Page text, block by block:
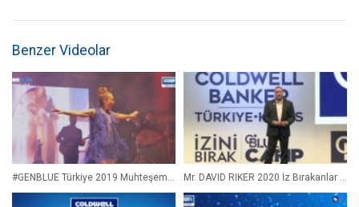
Benzer Videolar
#GENBLUE Türkiye 2019 Muhteşem 4 Gün! 3 Gece! Özet Videomuz Mr. DAVID RIKER 2020 İz Bırakanlar Yılı